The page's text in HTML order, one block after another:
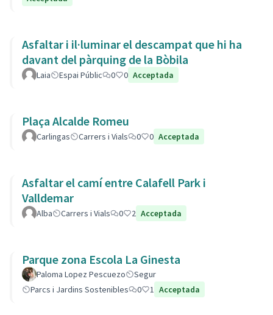
Asfaltar i il·luminar el descampat que hi ha
davant del pàrquing de la Bòbila
Laia Espai Públic 0 0 Acceptada
Plaça Alcalde Romeu
Carlingas Carrers i Vials 0 0 Acceptada
Asfaltar el camí entre Calafell Park i
Valldemar
Alba Carrers i Vials 0 2 Acceptada
Parque zona Escola La Ginesta
Paloma Lopez Pescuezo
Segur
Parcs i Jardins Sostenibles
0 1 Acceptada